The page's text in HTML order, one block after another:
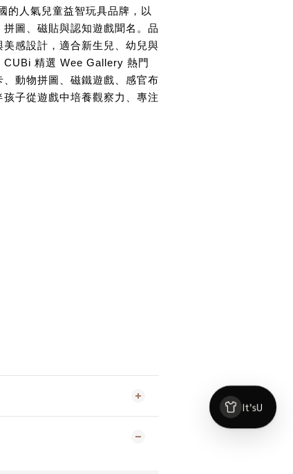
的人氣兒童益智玩具品牌，以
圖、磁貼與認知遊戲聞名。品
感設計，適合新生兒、幼兒與
CUBi 精選 Wee Gallery 熱門
動物拼圖、磁鐵遊戲、感官布
子從遊戲中培養觀察力、專注